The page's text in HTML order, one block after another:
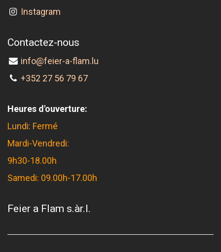
Instagram
Contactez-nous
info@feier-a-flam.lu
+352 27 56 79 67
Heures d'ouverture:
Lundi: Fermé
Mardi-Vendredi:
9h30-18.00h
Samedi: 09.00h-17.00h
Feier a Flam s.àr.l.